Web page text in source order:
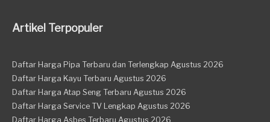
Artikel Terpopuler
Daftar Harga Pipa Terbaru dan Terlengkap Agustus 2026
Daftar Harga Kayu Terbaru Agustus 2026
Daftar Harga Atap Seng Terbaru Agustus 2026
Daftar Harga Service TV Lengkap Agustus 2026
Daftar Harga Asbes Terbaru Agustus 2026